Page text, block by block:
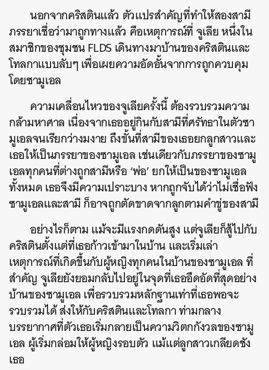
นอกจากคริสตินแล้ว ตัวแปรสำคัญที่ทำให้สองสามี
ภรรยาเชื่อว่ามาถูกทางแล้ว คือเหตุการณ์ที่ จูเลีย หนึ่งใน
สมาชิกของชุมชน FLDS เดินทางมาบ้านของคริสตินและ
โทลกาแบบลับๆ เพื่อเผยความอัดอั้นจากการถูกควบคุม
โดยซามูเอล
ความเคลื่อนไหวของจูเลียครั้งนี้ ต้องรวบรวมความ
กล้ามหาศาล เนื่องจากเธออยู่กินกับสามีที่ศรัทธาในตัวซา
มูเอลจนเรียกว่างมงาย ถึงขั้นที่สามีของเธอยกลูกสาวและ
เธอให้เป็นภรรยาของซามูเอล เช่นเดียวกับภรรยาของซามู
เอลทุกคนที่ต่างถูกสามีหรือ ‘พ่อ’ ยกให้เป็นของซามูเอล
ทั้งหมด เธอจึงมีความเปราะบาง หากถูกจับได้ว่าไม่เชื่อฟัง
ซามูเอลและสามี ก็อาจถูกตัดขาดจากลูกตามคำขู่ของสามี
อย่างไรก็ตาม แม้จะมีแรงกดดันสูง แต่จูเลียก็สู้ไปกับ
คริสตินตั้งแต่ที่เธอก้าวเข้ามาในบ้าน และเริ่มเล่า
เหตุการณ์ที่เกิดขึ้นกับผู้หญิงทุกคนในบ้านของซามูเอล ที่
สำคัญ จูเลียยังยอมกลับไปอยู่ในจุดที่เธออึดอัดที่สุดอย่าง
บ้านของซามูเอล เพื่อรวบรวมหลักฐานเท่าที่เธอพอจะ
รวบรวมได้ ส่งให้กับคริสตินและโทลกา ท่ามกลาง
บรรยากาศที่ตัวเธอเริ่มกลายเป็นความวิตกกังวลของซามู
เอล ผู้เริ่มกล่อมให้ผู้หญิงรอบตัว แม้แต่ลูกสาวเกลียดชัง
เธอ